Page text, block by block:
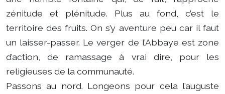
zénitude et plénitude. Plus au fond, c’est le
territoire des fruits. On s’y aventure peu car il faut
un laisser-passer. Le verger de l’Abbaye est zone
d’action, de ramassage à vrai dire, pour les
religieuses de la communauté.
Passons au nord. Longeons pour cela l’auguste